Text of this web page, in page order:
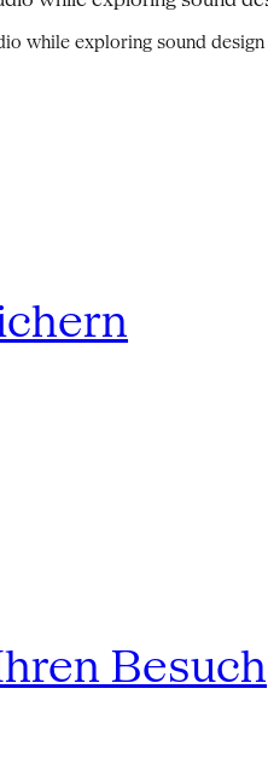
while exploring sound
Besuch